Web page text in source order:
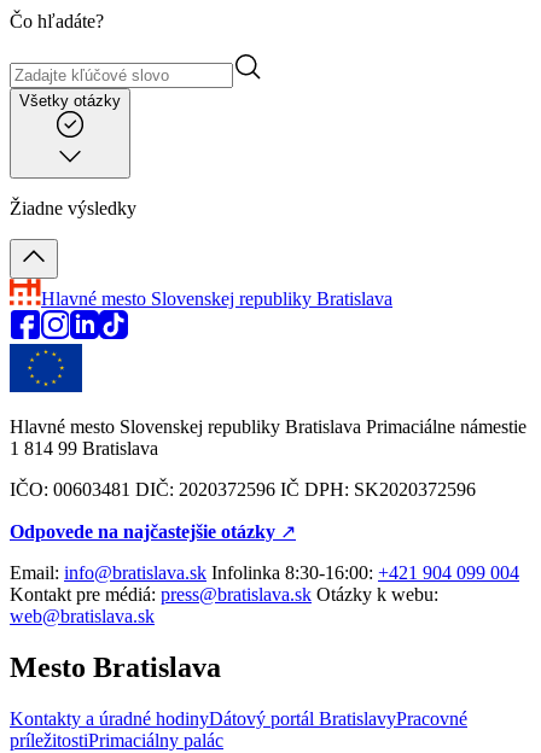
Čo hľadáte?
Všetky otázky
Žiadne výsledky
Hlavné mesto Slovenskej republiky Bratislava
Hlavné mesto Slovenskej republiky Bratislava Primaciálne námestie
1 814 99 Bratislava
IČO: 00603481 DIČ: 2020372596 IČ DPH: SK2020372596
Odpovede na najčastejšie otázky ↗︎
Email: info@bratislava.sk Infolinka 8:30-16:00: +421 904 099 004
Kontakt pre médiá: press@bratislava.sk Otázky k webu:
web@bratislava.sk
Mesto Bratislava
Kontakty a úradné hodinyDátový portál BratislavyPracovné
príležitostiPrimaciálny palác